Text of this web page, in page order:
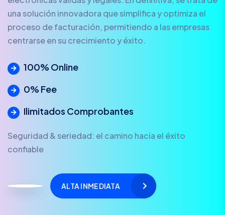
una solución innovadora que simplifica y optimiza el
proceso de facturación, permitiendo a las empresas
centrarse en su crecimiento y éxito.
100% Online
0% Fee
Ilimitados Comprobantes
Seguridad & seriedad: el camino hacia el éxito
confiable
ALTA INMEDIATA